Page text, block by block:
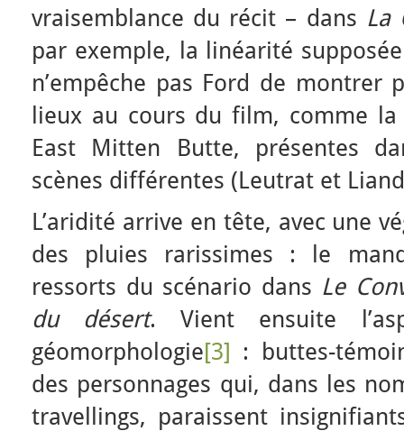
vraisemblance du récit – dans La
par exemple, la linéarité
n’empêche pas Ford de montrer
lieux au cours du film, comme
East Mitten Butte, présentes
scènes différentes (Leutrat et
L’aridité arrive en tête, avec une
des pluies rarissimes : le
ressorts du scénario dans Le
du désert. Vient ensuite
géomorphologie[3] : buttes-
des personnages qui, dans les
travellings, paraissent